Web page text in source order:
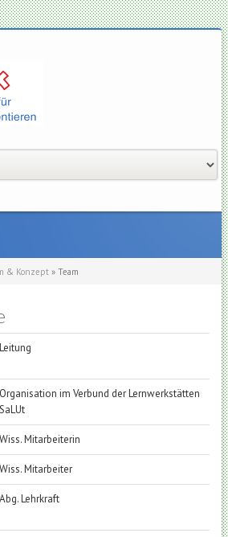
& Konzept » Team
Leitung
Organisation im Verbund der Lernwerkstätten
SaLUt
Wiss. Mitarbeiterin
Wiss. Mitarbeiter
Abg. Lehrkraft